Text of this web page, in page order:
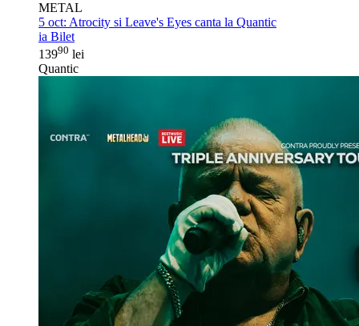
METAL
5 oct: Atrocity si Leave's Eyes canta la Quantic
ia Bilet
13990 lei
Quantic